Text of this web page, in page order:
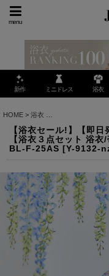
menu
新作 ミニドレス 浴衣
HOME > 浴衣
【浴衣セール!】【即
【浴衣３点セット 浴
BL-F-25AS [Y-9132-